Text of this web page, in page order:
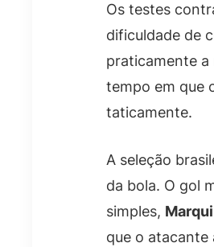
Os testes
dificuldade de
praticamente a
tempo em que
taticamente.
A seleção
da bola. O gol
simples,
que o atacante